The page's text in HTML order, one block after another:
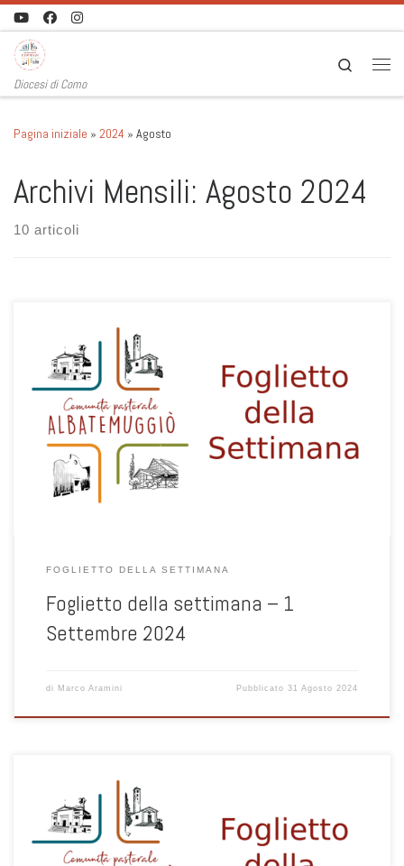
Passa al contenuto
Diocesi di Como
Search
Pagina iniziale » 2024 » Agosto
Archivi Mensili: Agosto 2024
10 articoli
FOGLIETTO DELLA SETTIMANA
Foglietto della settimana – 1
Settembre 2024
di Marco Aramini Pubblicato31 Agosto 2024